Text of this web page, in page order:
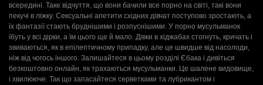
всередині. Таке відчуття, що вони бачили все порно на світі, такі вони
пекучі в ліжку. Сексуальні апетити східних дівчат поступово зростають, а
їх фантазії стають бруднішими і розпуснішими. У порно мусульманок
їбуть у всі дірки, а їм цього ще й мало. Дівки в хіджабах стогнуть, кричать і
звиваються, як в епілептичному припадку, але це швидше від насолоди,
ніж від чогось іншого. Залишайтеся в цьому розділі Єбака і дивіться
безкоштовно онлайн, як трахаються мусульманки. Це шалене видовище,
і хвилююче. Так що запасайтеся серветками та лубрикантом і